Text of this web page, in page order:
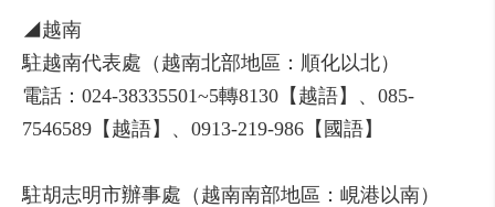
◢越南
駐越南代表處（越南北部地區：順化以北）
電話：024-38335501~5轉8130【越語】、085-
7546589【越語】、0913-219-986【國語】
駐胡志明市辦事處（越南南部地區：峴港以南）